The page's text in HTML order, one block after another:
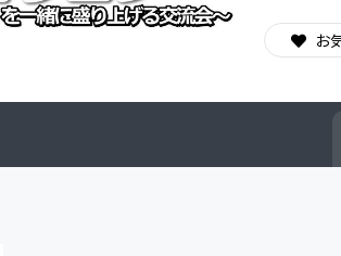
ビジネス・起業
お